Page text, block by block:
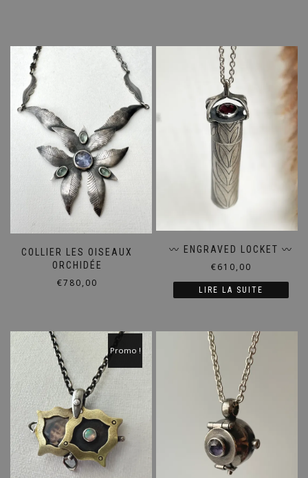
COLLIER LES OISEAUX
ORCHIDÉE
€780,00
〰️ ENGRAVED LOCKET 〰️
€610,00
LIRE LA SUITE
Promo !